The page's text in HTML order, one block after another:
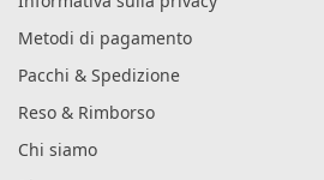
Metodi di pagamento
Pacchi & Spedizione
Reso & Rimborso
Chi siamo